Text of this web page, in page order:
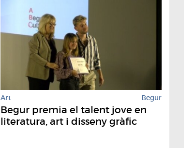
Art Begur
Begur premia el talent jove en
literatura, art i disseny gràfic